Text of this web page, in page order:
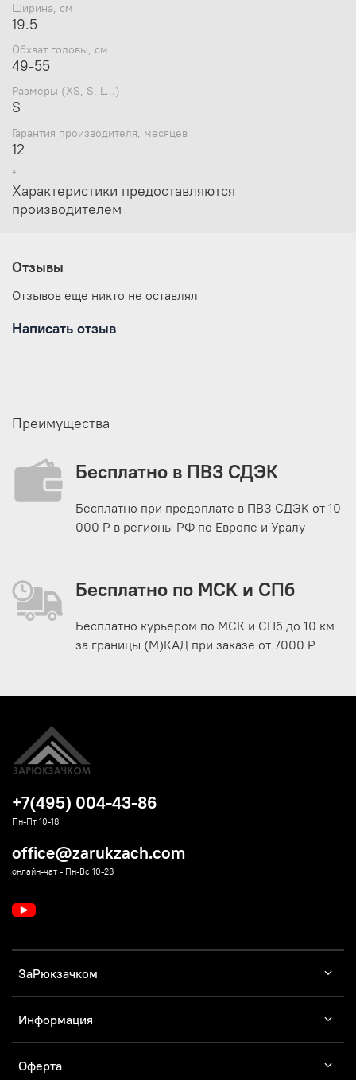
Ширина, см
19.5
Обхват головы, см
49-55
Размеры (XS, S, L...)
S
Гарантия производителя, месяцев
12
*
Характеристики предоставляются
производителем
Отзывы
Отзывов еще никто не оставлял
Написать отзыв
Преимущества
Бесплатно в ПВЗ СДЭК
Бесплатно при предоплате в ПВЗ СДЭК от 10
000 Р в регионы РФ по Европе и Уралу
Бесплатно по МСК и СПб
Бесплатно курьером по МСК и СПб до 10 км
за границы (М)КАД при заказе от 7000 Р
ЗаРюкзачком
Информация
Оферта
+7(495) 004-43-86
Пн-Пт 10-18
office@zarukzach.com
онлайн-чат - Пн-Вс 10-23